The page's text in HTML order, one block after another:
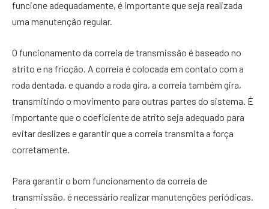
funcione adequadamente, é importante que seja realizada
uma manutenção regular.
O funcionamento da correia de transmissão é baseado no
atrito e na fricção. A correia é colocada em contato com a
roda dentada, e quando a roda gira, a correia também gira,
transmitindo o movimento para outras partes do sistema. É
importante que o coeficiente de atrito seja adequado para
evitar deslizes e garantir que a correia transmita a força
corretamente.
Para garantir o bom funcionamento da correia de
transmissão, é necessário realizar manutenções periódicas.